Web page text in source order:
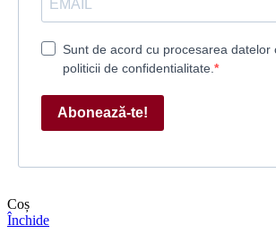
Sunt de acord cu procesarea datelor
politicii de confidentialitate.
Abonează-te!
Coș
Închide